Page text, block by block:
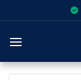
to
content